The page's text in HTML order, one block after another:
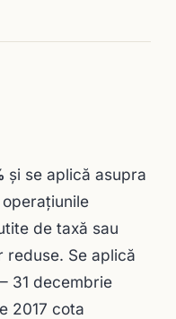
şi se aplică asupra
de taxă sau
reduse. Se aplică
31 decembrie
2017 cota